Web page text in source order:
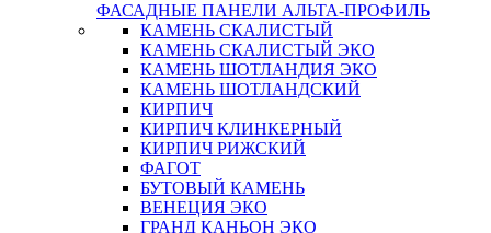
ФАСАДНЫЕ ПАНЕЛИ АЛЬТА-ПРОФИЛЬ
КАМЕНЬ СКАЛИСТЫЙ
КАМЕНЬ СКАЛИСТЫЙ ЭКО
КАМЕНЬ ШОТЛАНДИЯ ЭКО
КАМЕНЬ ШОТЛАНДСКИЙ
КИРПИЧ
КИРПИЧ КЛИНКЕРНЫЙ
КИРПИЧ РИЖСКИЙ
ФАГОТ
БУТОВЫЙ КАМЕНЬ
ВЕНЕЦИЯ ЭКО
ГРАНД КАНЬОН ЭКО